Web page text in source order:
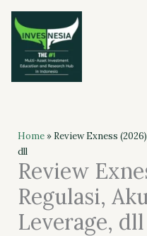
Skip
content
Home» Review Exness
dll
Review
Regulasi,
Leverage, dll